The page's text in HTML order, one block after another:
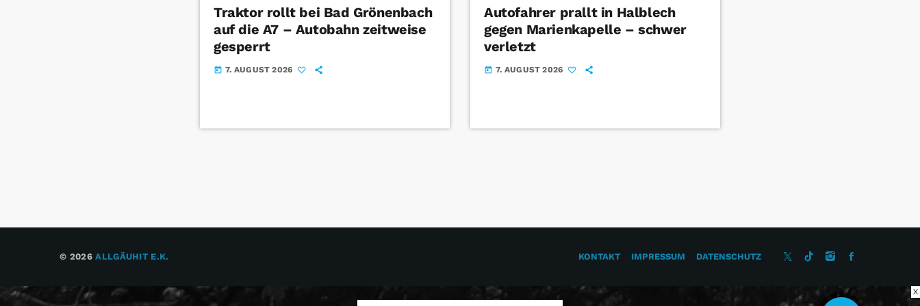
Traktor rollt bei Bad Grönenbach
auf die A7 – Autobahn zeitweise
gesperrt
today 7. AUGUST 2026
Autofahrer prallt in Halblech
gegen Marienkapelle – schwer
verletzt
today 7. AUGUST 2026
© 2026ALLGÄUHIT E.K. KONTAKT IMPRESSUM DATENSCHUTZ
X